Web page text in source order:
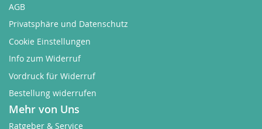
AGB
Privatsphäre und Datenschutz
Cookie Einstellungen
Info zum Widerruf
Vordruck für Widerruf
Bestellung widerrufen
Mehr von Uns
Ratgeber & Service